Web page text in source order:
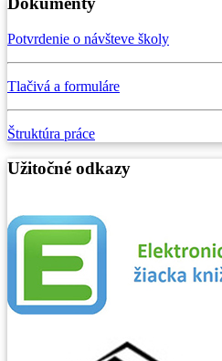
Potvrdenie o návšteve školy
Tlačivá a formuláre
Štruktúra práce
Užitočné odkazy